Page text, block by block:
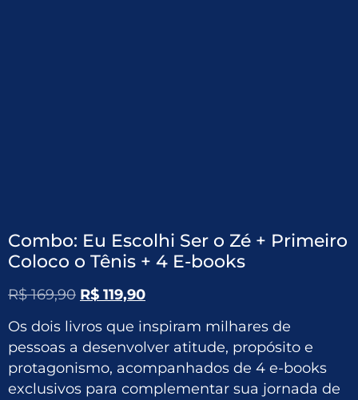
Combo: Eu Escolhi Ser o Zé + Primeiro
Coloco o Tênis + 4 E-books
R$169,90 R$ 119,90
Os dois livros que inspiram milhares de
pessoas a desenvolver atitude, propósito e
protagonismo, acompanhados de 4 e-books
exclusivos para complementar sua jornada de